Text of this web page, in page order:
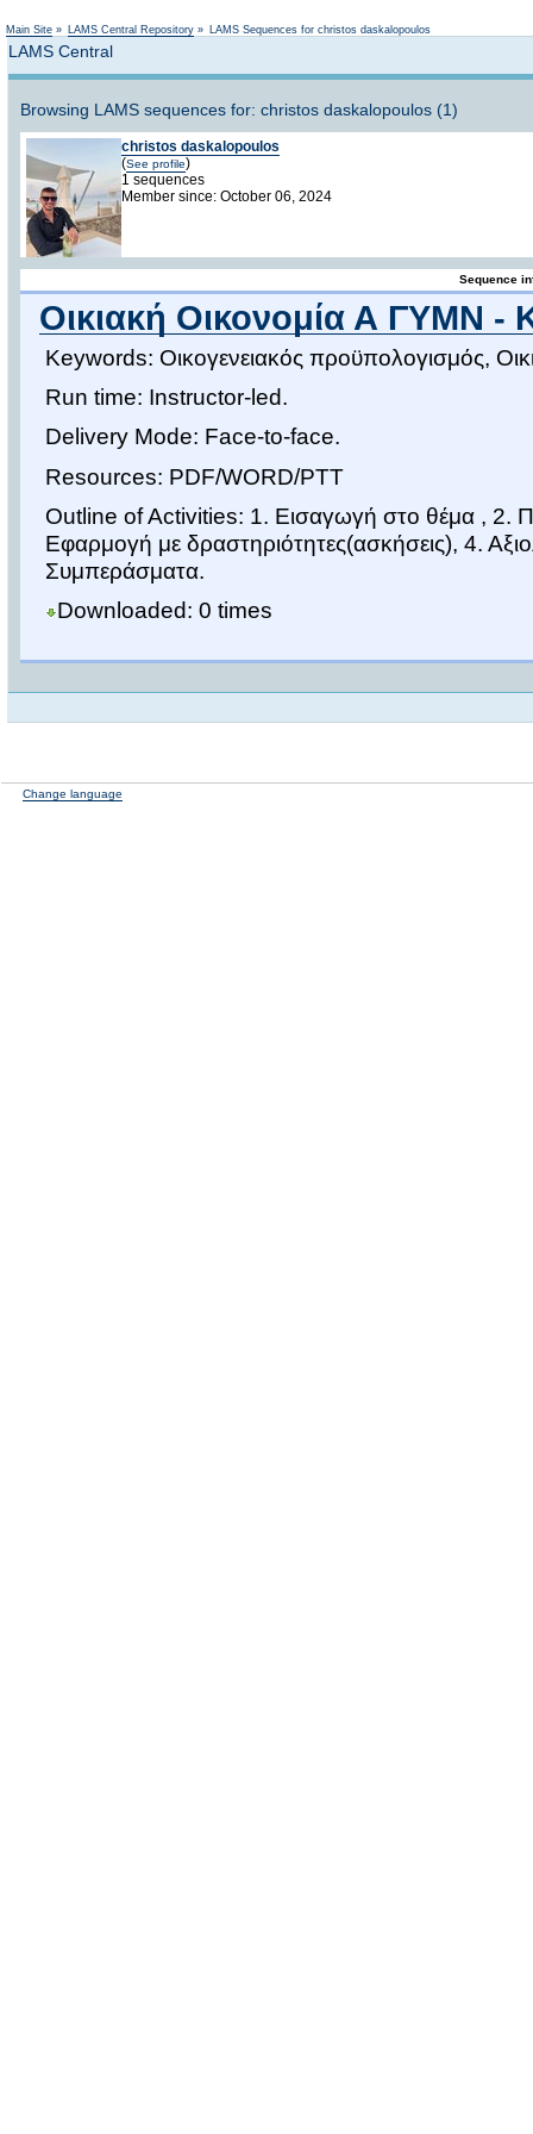
Main Site » LAMS Central Repository » LAMS Sequences for christos daskalopoulos
LAMS Central
Browsing LAMS sequences for: christos daskalopoulos (1)
christos daskalopoulos
(See profile)
1 sequences
Member since: October 06, 2024
Sequence
Οικιακή Οικονομία Α ΓΥΜΝ -
Keywords: Οικογενειακός προϋπολογισμός,
Run time: Instructor-led.
Delivery Mode: Face-to-face.
Resources: PDF/WORD/PTT
Outline of Activities: 1. Εισαγωγή στο θέμα , 2.
Εφαρμογή με δραστηριότητες(ασκήσεις), 4.
Συμπεράσματα.
Downloaded: 0 times
Change language